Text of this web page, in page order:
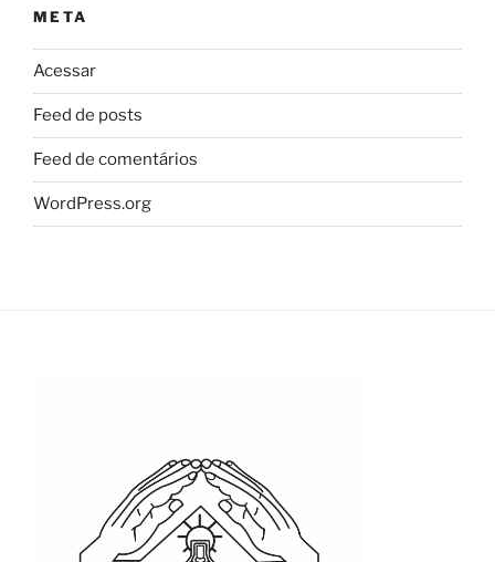
META
Acessar
Feed de posts
Feed de comentários
WordPress.org